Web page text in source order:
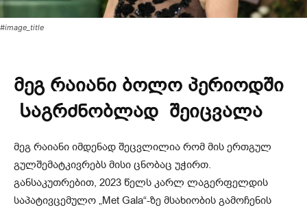
#image_title
მეგ რაიანი ბოლო პერიოდში
Საგრძნობლად შეიცვალა
მეგ რაიანი იმდენად შეცვლილია რომ მის ერთგულ
გულშემატკივრებს მისი ცნობაც უჭირთ.
განსაკუთრებით, 2023 წელს კარლ ლაგერფელდის
საპატივცემულო „Met Gala“-ზე მსახიობის გამოჩენის